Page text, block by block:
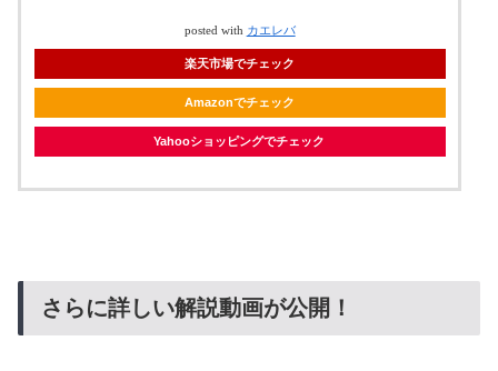
posted with カエレバ
楽天市場でチェック
Amazonでチェック
Yahooショッピングでチェック
さらに詳しい解説動画が公開！